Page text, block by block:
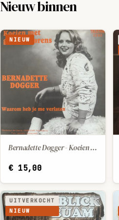
Nieuw binnen
NIEUW
IN WINKELWAGEN Bernadette Dogger - Koeien met gouden horens - Waarom heb je me verlaten
€15,00
UITVERKOCHT
NIEUW